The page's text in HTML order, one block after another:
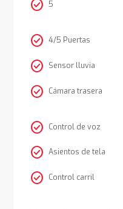
check_circle 5
check_circle 4/5 Puertas
check_circle Sensor lluvia
check_circle Cámara trasera
check_circle Control de voz
check_circle Asientos de tela
check_circle Control carril